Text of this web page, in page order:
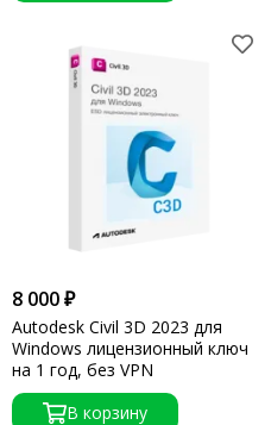
8 000 ₽
Autodesk Civil 3D 2023 для
Windows лицензионный ключ
на 1 год, без VPN
В корзину